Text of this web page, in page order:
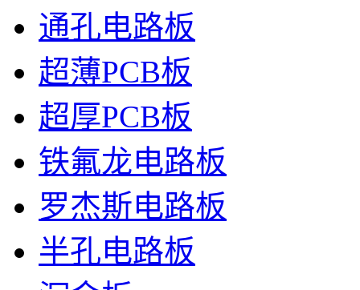
通孔电路板
超薄PCB板
超厚PCB板
铁氟龙电路板
罗杰斯电路板
半孔电路板